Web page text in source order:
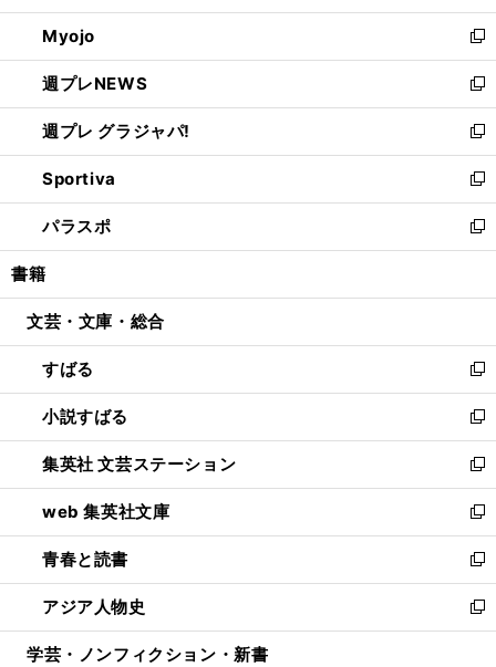
開
く
ウ
で
開
く
ン
ド
ウ
で
開
く
ウ
ィ
ン
ド
ウ
で
開
く
Myojo
新
し
い
ウ
ィ
ン
ド
ウ
で
開
週プレNEWS
新
し
い
ウ
ィ
ン
ド
ウ
開
週プレ グラジャパ!
新
し
い
ウ
ィ
ン
ウ
開
く
Sportiva
新
し
い
ウ
ン
ウ
で
開
く
パラスポ
新
し
ウ
ン
ド
ウ
で
開
く
書籍
文芸・文庫・総合
すばる
新
し
い
ウ
ィ
ン
ド
ウ
で
開
く
小説すばる
新
し
い
ウ
ィ
ン
ド
ウ
で
開
集英社 文芸ステーション
新
し
い
ウ
ィ
ン
ド
ウ
web 集英社文庫
新
し
い
ウ
ィ
ン
青春と読書
新
し
い
ウ
アジア人物史
新
し
学芸・ノンフィクション・新書